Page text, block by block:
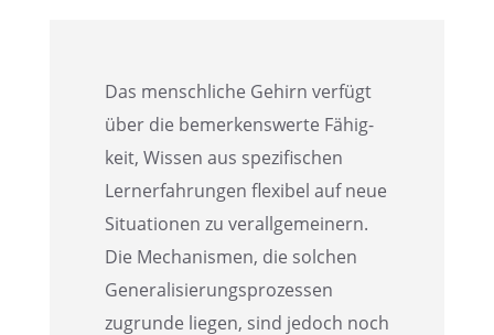
Das mensch­li­che Gehirn verfügt
über die bemer­kens­werte Fähig­
keit, Wissen aus spezi­fi­schen
Lernerfah­run­gen flexi­bel auf neue
Situa­tio­nen zu verall­ge­mei­nern.
Die Mecha­nis­men, die solchen
Genera­li­sie­rungs­pro­zes­sen
zugrunde liegen, sind jedoch noch